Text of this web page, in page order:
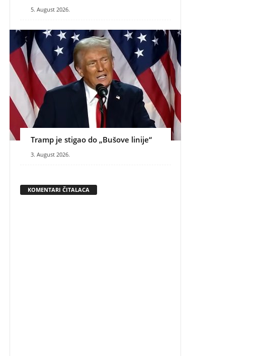
5. August 2026.
Tramp je stigao do „Bušove linije“
3. August 2026.
KOMENTARI ČITALACA